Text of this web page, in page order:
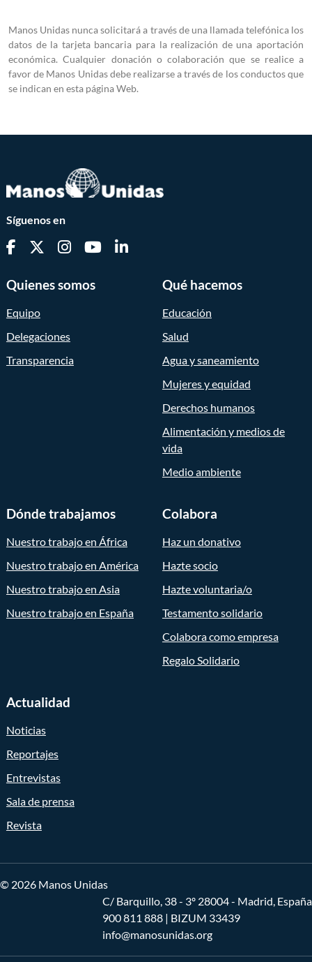
Manos Unidas nunca solicitará a través de una llamada telefónica los
datos de la tarjeta bancaria para la realización de una aportación
económica. Cualquier donación o colaboración que se realice a
favor de Manos Unidas debe realizarse a través de los conductos que
se indican en esta página Web.
Síguenos en
Quienes somos
Equipo
Delegaciones
Transparencia
Qué hacemos
Educación
Salud
Agua y saneamiento
Mujeres y equidad
Derechos humanos
Alimentación y medios de
vida
Medio ambiente
Dónde trabajamos
Nuestro trabajo en África
Nuestro trabajo en América
Nuestro trabajo en Asia
Nuestro trabajo en España
Colabora
Haz un donativo
Hazte socio
Hazte voluntaria/o
Testamento solidario
Colabora como empresa
Regalo Solidario
Actualidad
Noticias
Reportajes
Entrevistas
Sala de prensa
Revista
© 2026 Manos Unidas
C/ Barquillo, 38 - 3º 28004 - Madrid, España
900 811 888 | BIZUM 33439
info@manosunidas.org